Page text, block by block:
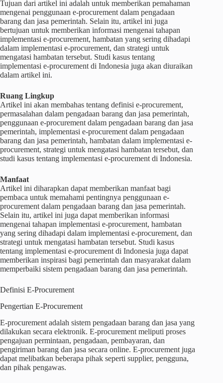
Tujuan dari artikel ini adalah untuk memberikan pemahaman
mengenai penggunaan e-procurement dalam pengadaan
barang dan jasa pemerintah. Selain itu, artikel ini juga
bertujuan untuk memberikan informasi mengenai tahapan
implementasi e-procurement, hambatan yang sering dihadapi
dalam implementasi e-procurement, dan strategi untuk
mengatasi hambatan tersebut. Studi kasus tentang
implementasi e-procurement di Indonesia juga akan diuraikan
dalam artikel ini.
Ruang Lingkup
Artikel ini akan membahas tentang definisi e-procurement,
permasalahan dalam pengadaan barang dan jasa pemerintah,
penggunaan e-procurement dalam pengadaan barang dan jasa
pemerintah, implementasi e-procurement dalam pengadaan
barang dan jasa pemerintah, hambatan dalam implementasi e-
procurement, strategi untuk mengatasi hambatan tersebut, dan
studi kasus tentang implementasi e-procurement di Indonesia.
Manfaat
Artikel ini diharapkan dapat memberikan manfaat bagi
pembaca untuk memahami pentingnya penggunaan e-
procurement dalam pengadaan barang dan jasa pemerintah.
Selain itu, artikel ini juga dapat memberikan informasi
mengenai tahapan implementasi e-procurement, hambatan
yang sering dihadapi dalam implementasi e-procurement, dan
strategi untuk mengatasi hambatan tersebut. Studi kasus
tentang implementasi e-procurement di Indonesia juga dapat
memberikan inspirasi bagi pemerintah dan masyarakat dalam
memperbaiki sistem pengadaan barang dan jasa pemerintah.
Definisi E-Procurement
Pengertian E-Procurement
E-procurement adalah sistem pengadaan barang dan jasa yang
dilakukan secara elektronik. E-procurement meliputi proses
pengajuan permintaan, pengadaan, pembayaran, dan
pengiriman barang dan jasa secara online. E-procurement juga
dapat melibatkan beberapa pihak seperti supplier, pengguna,
dan pihak pengawas.